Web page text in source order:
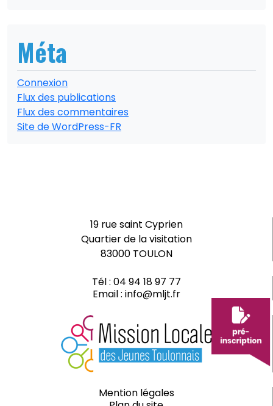
Méta
Connexion
Flux des publications
Flux des commentaires
Site de WordPress-FR
19 rue saint Cyprien
Quartier de la visitation
83000 TOULON
Tél : 04 94 18 97 77
Email : info@mljt.fr
Mention légales